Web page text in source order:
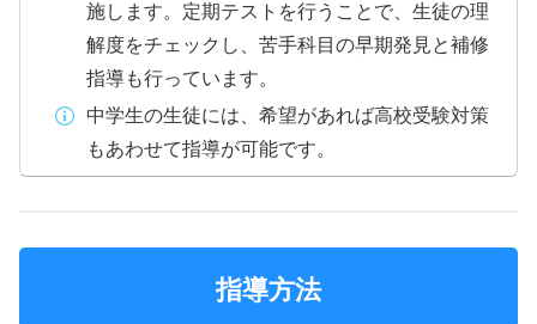
施します。定期テストを行うことで、生徒の理
解度をチェックし、苦手科目の早期発見と補修
指導も行っています。
中学生の生徒には、希望があれば高校受験対策
もあわせて指導が可能です。
指導方法